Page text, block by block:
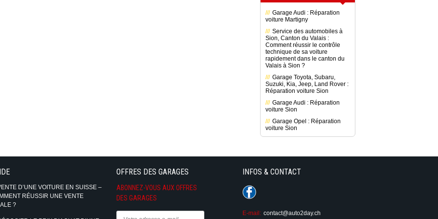
Garage Audi : Réparation
voiture Martigny
Service des automobiles à
Sion, Canton du Valais :
Comment réussir le contrôle
technique de sa voiture
rapidement dans le canton du
Valais à Sion ?
Garage Toyota, Subaru,
Suzuki, Kia, Jeep, Land Rover :
Réparation voiture Sion
Garage Audi : Réparation
voiture Sion
Garage Opel : Réparation
voiture Sion
D’UNE VOITURE EN SUISSE –
RÉUSSIR UNE VENTE
?
OFFRES DES GARAGES
ABONNEZ-VOUS AUX OFFRES
DES GARAGES
INFOS & CONTACT
E-mail: contact@auto2day.ch